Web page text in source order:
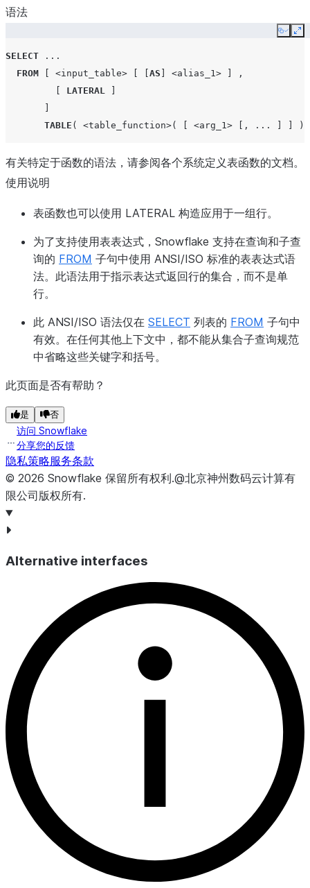
查询
查询配置
用信息
用户登录
查询
QUERY_HISTORY、QUERY_HISTORY_BY_*
QUERY_ACCELERATION_HISTORY
仓库和存
储使用情
况
DATABASE_STORAGE_USAGE_HISTORY
WAREHOUSE_LOAD_HISTORY
Storage
STORAGE_LIFECYCLE_POLICY_HISTORY
列级和行
级安全性
POLICY_REFERENCES
Object
Tagging
TAG_REFERENCES
账户复制
语法
Copy
SELECT
...
FROM
<input_table> AS <alias_1>
,
LATERAL
TABLE ( <table_function>( <arg_1> [, ... )
有关特定于函数的语法，请参阅各个系统定义表函数的文档。
使用说明
表函数也可以使用 LATERAL 构造应用于一组行。
为了支持使用表表达式，Snowflake 支持在查询和子查
询的 FROM 子句中使用 ANSI/ISO 标准的表表达式语
法。此语法用于指示表达式返回行的集合，而不是单
行。
此 ANSI/ISO 语法仅在 SELECT 列表的 FROM 子句中
有效。在任何其他上下文中，都不能从集合子查询规范
中省略这些关键字和括号。
此页面是否有帮助？
是 否
访问 Snowflake
分享您的反馈
隐私策略服务条款
© 2026 Snowflake 保留所有权利.@北京神州数码云计算有
限公司版权所有.
Alternative interfaces